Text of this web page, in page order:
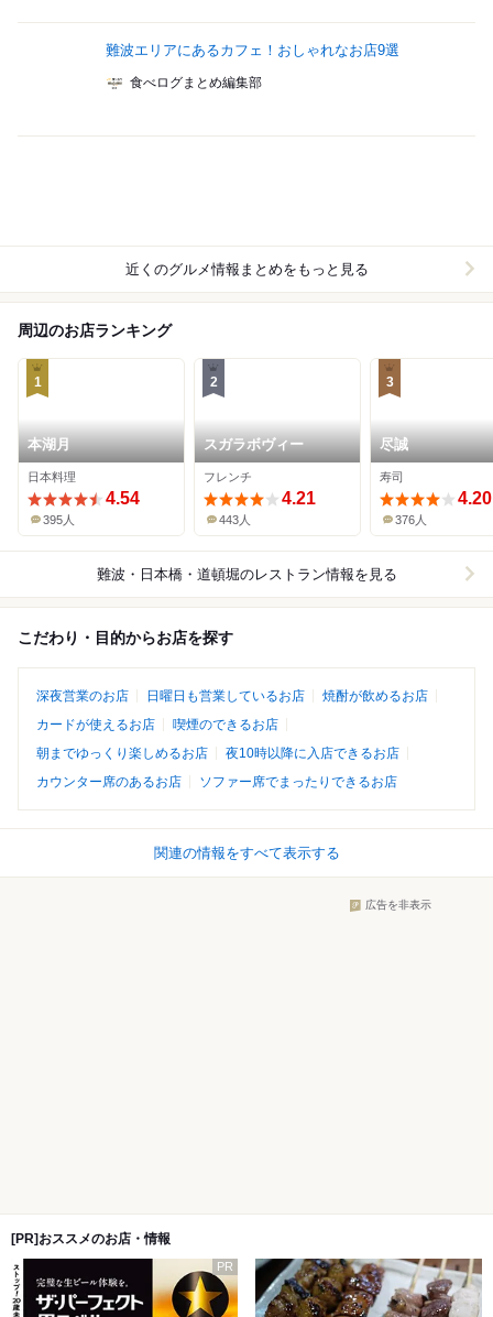
難波エリアにあるカフェ！おしゃれなお店9選
食べログまとめ編集部
近くのグルメ情報まとめをもっと見る
周辺のお店ランキング
1
本湖月
日本料理
4.54
395人
2
スガラボヴィー
フレンチ
4.21
443人
3
尽誠
寿司
4.20
376人
難波・日本橋・道頓堀のレストラン情報を見る
こだわり・目的からお店を探す
深夜営業のお店 日曜日も営業しているお店
焼酎が飲めるお店
カードが使えるお店
喫煙のできるお店
朝までゆっくり楽しめるお店
夜10時以降に入店できるお店
カウンター席のあるお店
ソファー席でまったりできるお店
関連の情報をすべて表示する
広告を非表示
[PR]おススメのお店・情報
PR